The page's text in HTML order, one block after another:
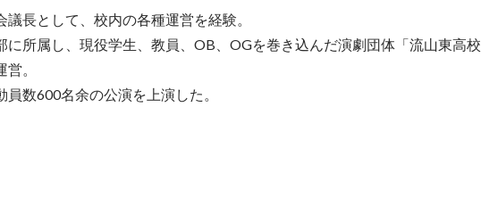
議長として、校内の各種運営を経験。
に所属し、現役学生、教員、OB、OGを巻き込んだ演劇団体「流山東高
営。
員数600名余の公演を上演した。